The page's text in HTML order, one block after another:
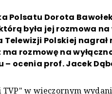
Polsatu Dorota
była jej rozmowa
Polskiej nagrał
rozmowę na
– ocenia prof. Jacek
TVP" w wieczornym